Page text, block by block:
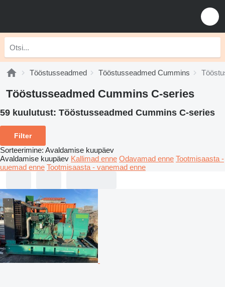
Tööstusseadmed Tööstusseadmed Cummins
Tööstusseadmed Cummins C-series
59 kuulutust: Tööstusseadmed Cummins C-series
Filter
Sorteerimine: Avaldamise kuupäev
Avaldamise kuupäev Kallimad enne Odavamad enne Tootmisaasta -
uuemad enne Tootmisaasta - vanemad enne